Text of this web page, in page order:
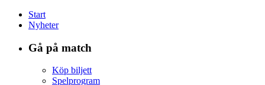
Start
Nyheter
Gå på match
Köp biljett
Spelprogram